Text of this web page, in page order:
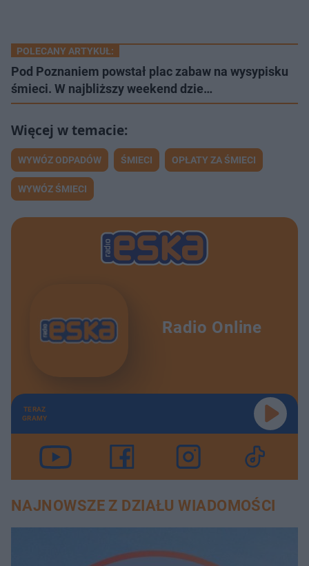
POLECANY ARTYKUŁ:
Pod Poznaniem powstał plac zabaw na wysypisku
śmieci. W najbliższy weekend dzie…
WYWÓZ ODPADÓW ŚMIECI OPŁATY ZA ŚMIECI
WYWÓZ ŚMIECI
Radio Online
TERAZ
GRAMY
NAJNOWSZE Z DZIAŁU WIADOMOŚCI